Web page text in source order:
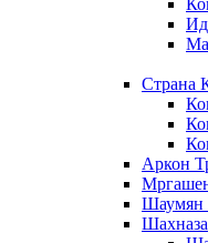
Страна
Аркон
Шаумян